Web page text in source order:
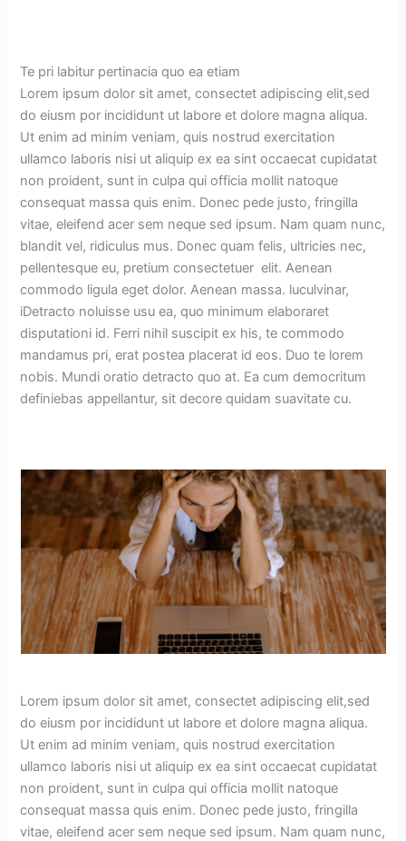
Te pri labitur pertinacia quo ea etiam
Lorem ipsum dolor sit amet, consectet adipiscing elit,sed
do eiusm por incididunt ut labore et dolore magna aliqua.
Ut enim ad minim veniam, quis nostrud exercitation
ullamco laboris nisi ut aliquip ex ea sint occaecat cupidatat
non proident, sunt in culpa qui officia mollit natoque
consequat massa quis enim. Donec pede justo, fringilla
vitae, eleifend acer sem neque sed ipsum. Nam quam nunc,
blandit vel, ridiculus mus. Donec quam felis, ultricies nec,
pellentesque eu, pretium consectetuer elit. Aenean
commodo ligula eget dolor. Aenean massa. luculvinar,
iDetracto noluisse usu ea, quo minimum elaboraret
disputationi id. Ferri nihil suscipit ex his, te commodo
mandamus pri, erat postea placerat id eos. Duo te lorem
nobis. Mundi oratio detracto quo at. Ea cum democritum
definiebas appellantur, sit decore quidam suavitate cu.
Lorem ipsum dolor sit amet, consectet adipiscing elit,sed
do eiusm por incididunt ut labore et dolore magna aliqua.
Ut enim ad minim veniam, quis nostrud exercitation
ullamco laboris nisi ut aliquip ex ea sint occaecat cupidatat
non proident, sunt in culpa qui officia mollit natoque
consequat massa quis enim. Donec pede justo, fringilla
vitae, eleifend acer sem neque sed ipsum. Nam quam nunc,